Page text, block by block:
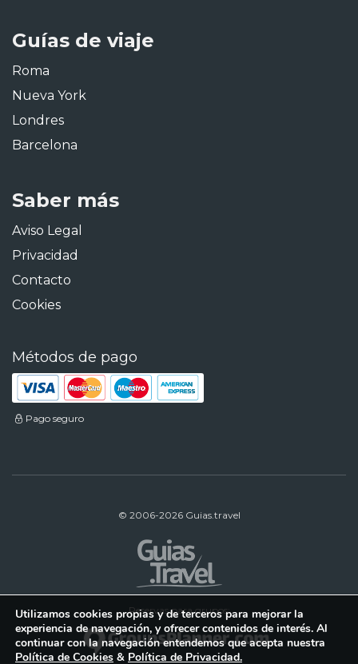
Guías de viaje
Roma
Nueva York
Londres
Barcelona
Saber más
Aviso Legal
Privacidad
Contacto
Cookies
Métodos de pago
Pago seguro
© 2006-2026 Guias.travel
Reservas para grupos:
Utilizamos cookies propias y de terceros para mejorar la
experiencia de navegación, y ofrecer contenidos de interés. Al
continuar con la navegación entendemos que acepta nuestra
Política de Cookies & Política de Privacidad.